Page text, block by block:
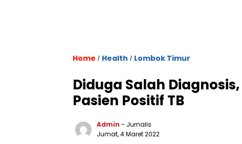
Home / Health / Lombok Timur
Diduga Salah
Pasien Positif TB
Admin - Jurnalis
Jumat, 4 Maret 2022